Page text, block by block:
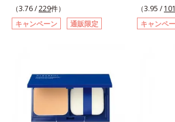
めらかな質感美へ導く、リキッドフ
ァンデーション「カバーはしたいけ
ど厚塗り感はイヤ」「素肌がもとも
を“つるん”と隠すリキッドファンデ
ーションです。年齢とともに増えて
いくお悩みを自然に隠しつつも、ま
るで“素肌美人”に見える仕上がりを
（3.76 /229件）
キャンペーン
通販限定
とばし、
バー。さら
ーが均一に
悪さに対
ずパッと
れ1本で、
け止め・
ール・コ
（3.95 / 101
キャンペ